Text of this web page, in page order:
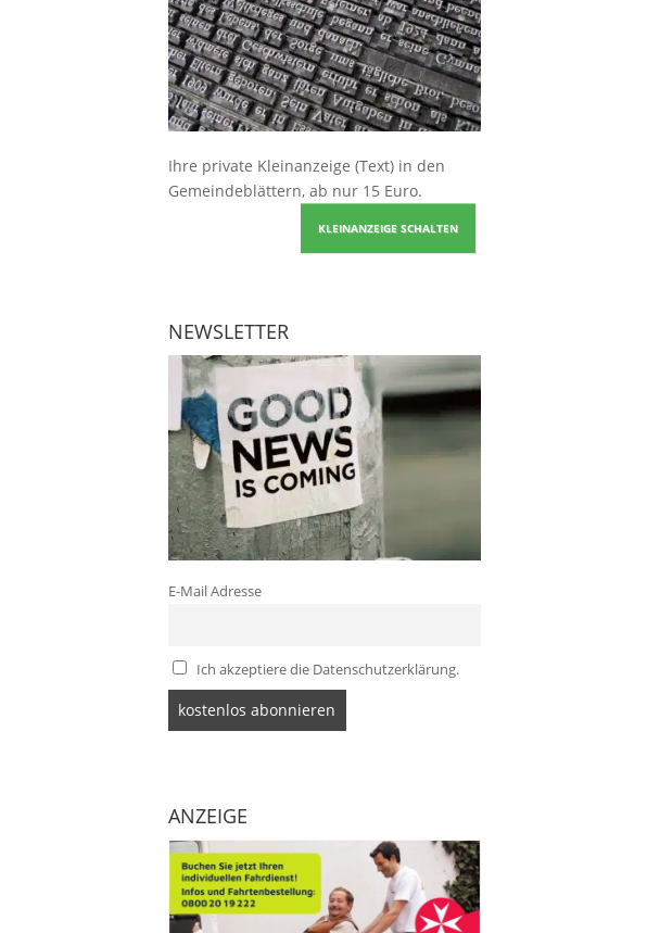
Ihre private Kleinanzeige (Text) in den
Gemeindeblättern, ab nur 15 Euro.
KLEINANZEIGE SCHALTEN
NEWSLETTER
E-Mail Adresse
Ich akzeptiere die Datenschutzerklärung.
ANZEIGE